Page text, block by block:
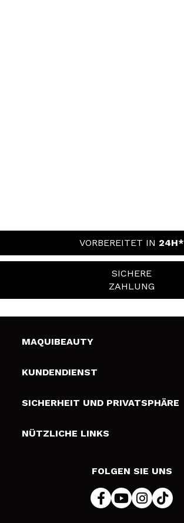
VORBEREITET IN 24H*
SICHERE
ZAHLUNG
MAQUIBEAUTY
Über uns
Geschenkkarten
KUNDENDIENST
Liefer- und Versandkosten
Zahlung
SICHERHEIT UND PRIVATSPHÄRE
Bedingungen und Datenschutz
NÜTZLICHE LINKS
FOLGEN SIE UNS